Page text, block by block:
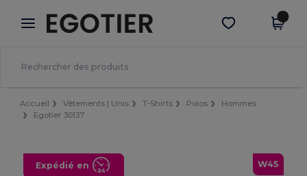
× Appli Egotier
Meilleurs prix sur l’app !
Obtenir l'appli
Accueil Vêtements | Unis T-Shirts Polos
Hommes
Egotier 30137
W45
Expédié en